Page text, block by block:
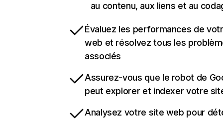
au contenu, aux liens et au
Évaluez les performances de
web et résolvez tous les
associés
Assurez-vous que le robot de
peut explorer et indexer votre
Analysez votre site web pour